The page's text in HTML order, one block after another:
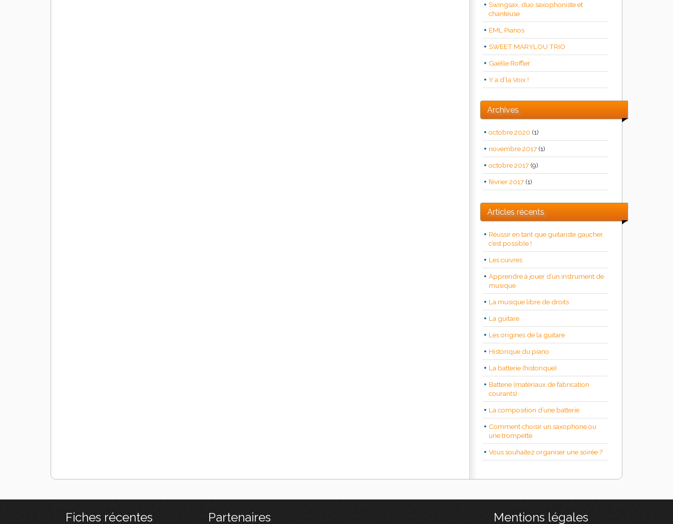
Swingsax, duo saxophoniste et
chanteuse
EML Pianos
SWEET MARYLOU TRIO
Gaëlle Roffler
Y a d’la Voix !
Archives
octobre 2020 (1)
novembre 2017 (1)
octobre 2017 (9)
février 2017 (1)
Articles récents
Réussir en tant que guitariste gaucher,
c’est possible !
Les cuivres
Apprendre à jouer d’un instrument de
musique
La musique libre de droits
La guitare
Les origines de la guitare
Historique du piano
La batterie (historique)
Batterie (matériaux de fabrication
courants)
La composition d’une batterie
Comment choisir un saxophone ou
une trompette
Vous souhaitez organiser une soirée ?
Fiches récentes Partenaires Mentions légales